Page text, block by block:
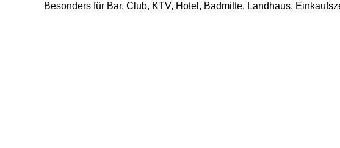
Besonders für Bar, Club, KTV, Hotel, Badmitte, Landhaus,